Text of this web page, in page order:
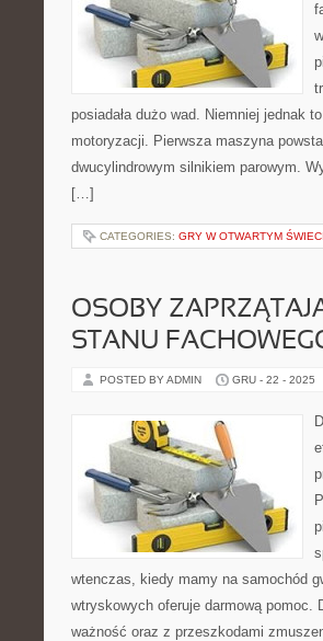
posiadała dużo wad. Niemniej jednak
motoryzacji. Pierwsza maszyna
dwucylindrowym silnikiem parowym.
[…]
CATEGORIES: GRY W OTWARTYM
OSOBY
STANU
POSTED BY ADMIN GRU - 22 - 2025
wtenczas, kiedy mamy na samochód
wtryskowych oferuje darmową
ważność oraz z przeszkodami